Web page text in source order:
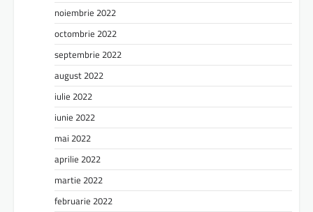
noiembrie 2022
octombrie 2022
septembrie 2022
august 2022
iulie 2022
iunie 2022
mai 2022
aprilie 2022
martie 2022
februarie 2022